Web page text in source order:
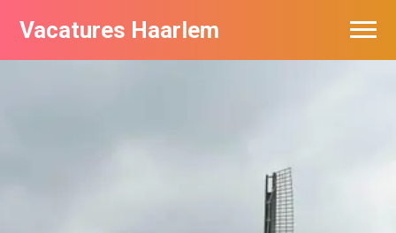
Vacatures Haarlem
Vacatures per bedrijf in Haarlem